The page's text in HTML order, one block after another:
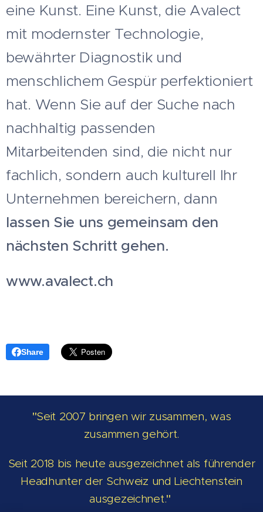
eine Kunst. Eine Kunst, die Avalect
mit modernster Technologie,
bewährter Diagnostik und
menschlichem Gespür perfektioniert
hat. Wenn Sie auf der Suche nach
nachhaltig passenden
Mitarbeitenden sind, die nicht nur
fachlich, sondern auch kulturell Ihr
Unternehmen bereichern, dann
lassen Sie uns gemeinsam den
nächsten Schritt gehen.
www.avalect.ch
Share
"Seit 2007 bringen wir zusammen, was
zusammen gehört.
Seit 2018 bis heute ausgezeichnet als führender
Headhunter der Schweiz und Liechtenstein
ausgezeichnet."